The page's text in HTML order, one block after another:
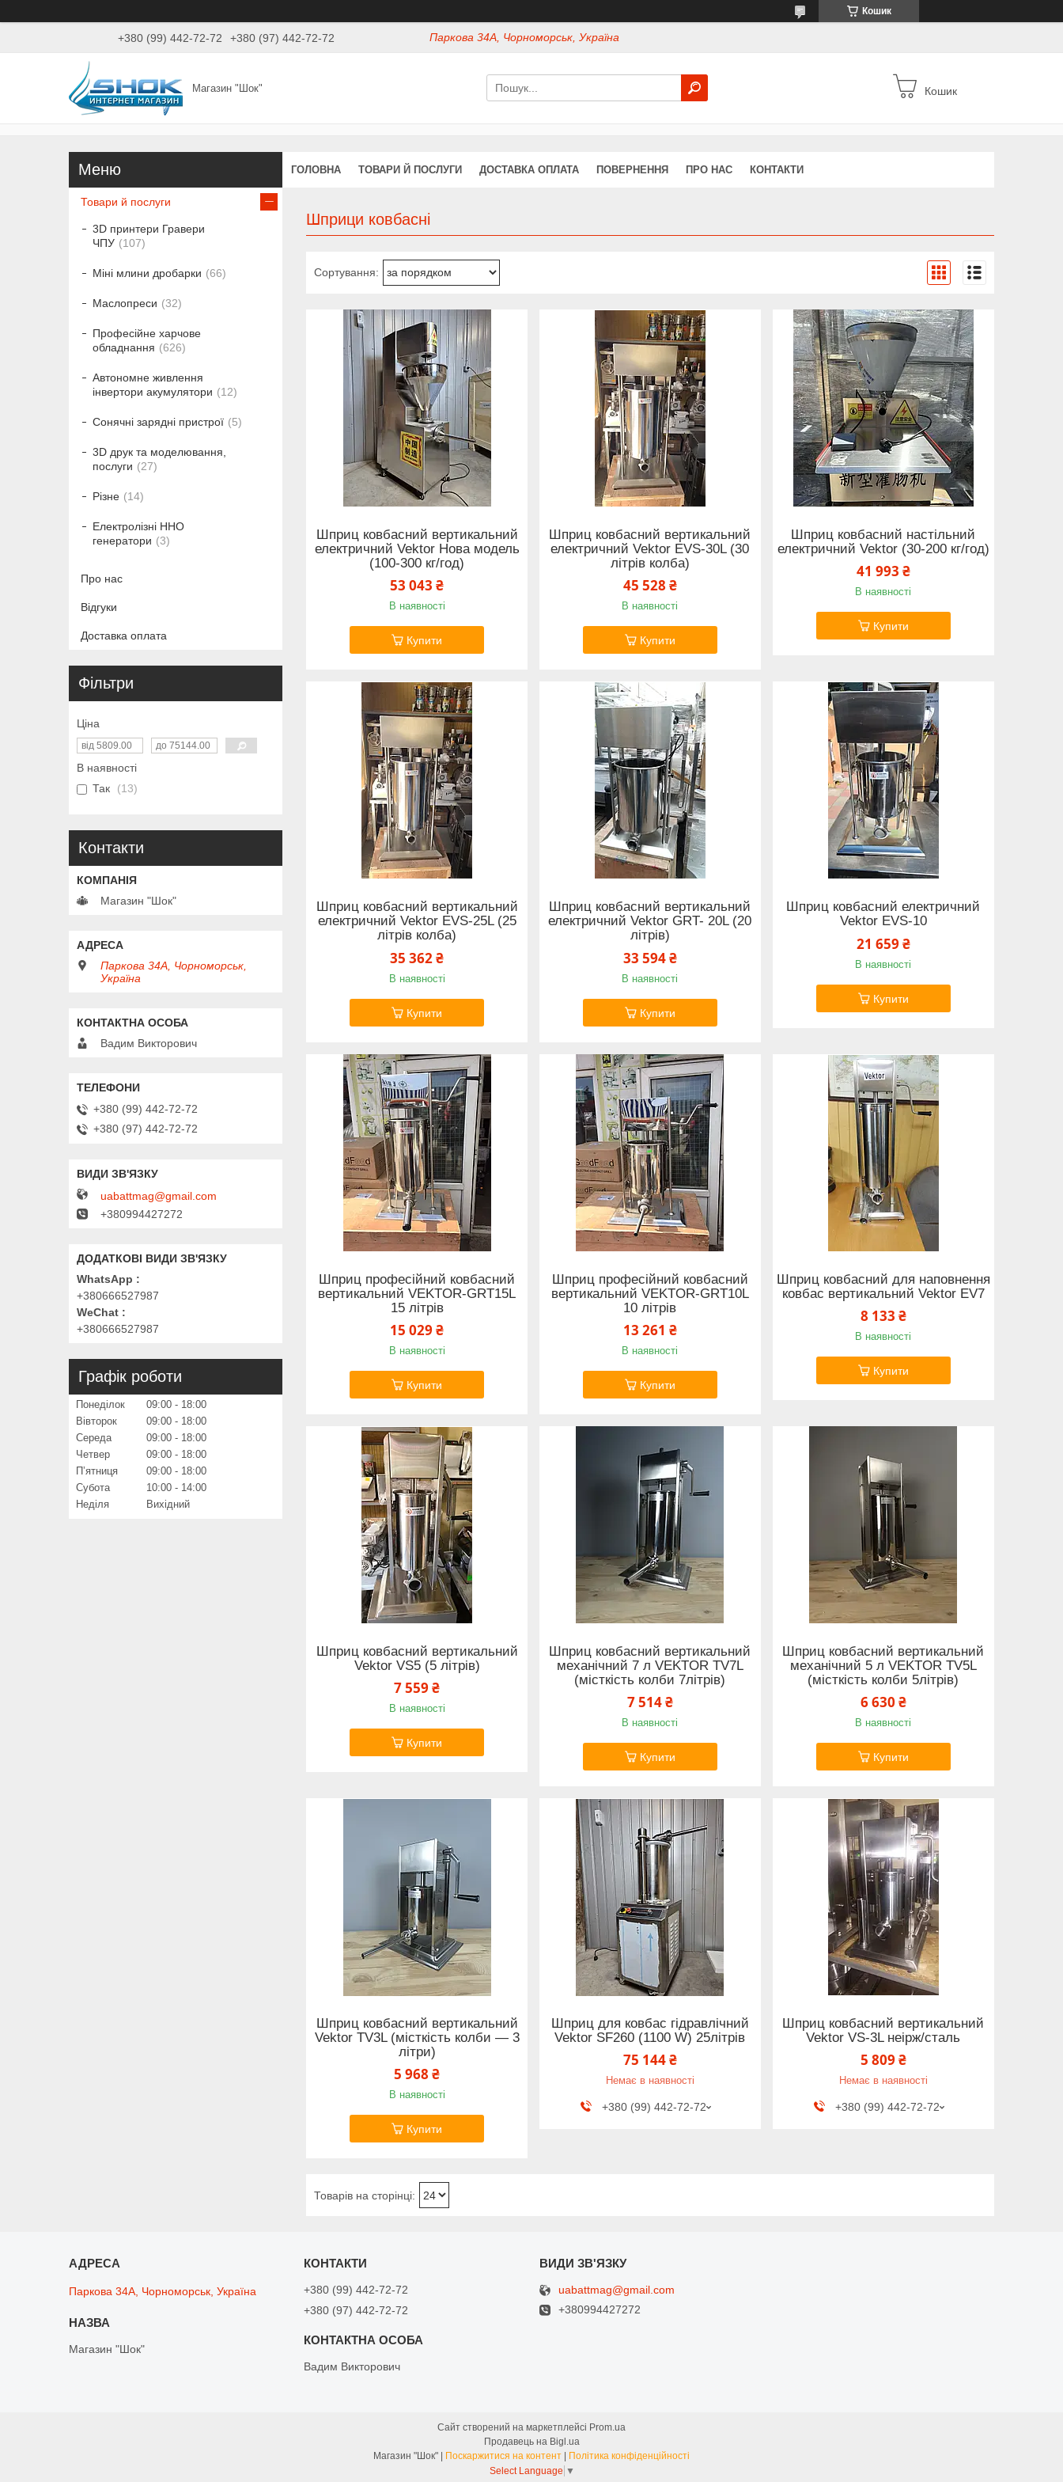
Кошик
+380 (99) 442-72-72 +380 (97) 442-72-72 Паркова 34А, Чорноморськ, Україна
Магазин "Шок" Кошик
ГОЛОВНА ТОВАРИ Й ПОСЛУГИ ДОСТАВКА ОПЛАТА ПОВЕРНЕННЯ ПРО НАС КОНТАКТИ
Шприци ковбасні
Шприц ковбасний вертикальний
електричний Vektor Нова модель
(100-300 кг/год)
53 043 ₴
В наявності
Купити
Шприц ковбасний вертикальний
електричний Vektor EVS-30L (30
літрів колба)
45 528 ₴
В наявності
Купити
Шприц ковбасний настільний
електричний Vektor (30-200 кг/год)
41 993 ₴
В наявності
Купити
Шприц ковбасний вертикальний
електричний Vektor EVS-25L (25
літрів колба)
35 362 ₴
В наявності
Купити
Шприц ковбасний вертикальний
електричний Vektor GRT- 20L (20
літрів)
33 594 ₴
В наявності
Купити
Шприц ковбасний електричний
Vektor EVS-10
21 659 ₴
В наявності
Купити
Шприц професійний ковбасний
вертикальний VEKTOR-GRT15L
15 літрів
15 029 ₴
В наявності
Купити
Шприц професійний ковбасний
вертикальний VEKTOR-GRT10L
10 літрів
13 261 ₴
В наявності
Купити
Шприц ковбасний для наповнення
ковбас вертикальний Vektor EV7
8 133 ₴
В наявності
Купити
Шприц ковбасний вертикальний
Vektor VS5 (5 літрів)
7 559 ₴
В наявності
Купити
Шприц ковбасний вертикальний
механічний 7 л VEKTOR TV7L
(місткість колби 7літрів)
7 514 ₴
В наявності
Купити
Шприц ковбасний вертикальний
механічний 5 л VEKTOR TV5L
(місткість колби 5літрів)
6 630 ₴
В наявності
Купити
Шприц ковбасний вертикальний
Vektor TV3L (місткість колби — 3
літри)
5 968 ₴
В наявності
Купити
Шприц для ковбас гідравлічний
Vektor SF260 (1100 W) 25літрів
75 144 ₴
Немає в наявності
+380 (99) 442-72-72
Шприц ковбасний вертикальний
Vektor VS-3L неірж/сталь
5 809 ₴
Немає в наявності
+380 (99) 442-72-72
Товари й послуги
3D принтери Гравери
ЧПУ
107
Міні млини дробарки 66
Маслопреси 32
Професійне харчове
обладнання
626
Автономне живлення
інвертори акумулятори
12
Сонячні зарядні пристрої 5
3D друк та моделювання,
послуги
27
Різне 14
Електролізні HHO
генератори
3
Про нас
Відгуки
Доставка оплата
Фільтри
Ціна
В наявності
Так
13
Контакти
Магазин "Шок"
Паркова 34А, Чорноморськ,
Україна
Вадим Викторович
+380 (99) 442-72-72
+380 (97) 442-72-72
uabattmag@gmail.com
+380994427272
WhatsApp
+380666527987
WeChat
+380666527987
Графік роботи
Понеділок 09:00
18:00
Вівторок
09:00
18:00
Середа
09:00
18:00
Четвер
09:00
18:00
Пʼятниця
09:00
18:00
Субота
10:00
14:00
Неділя
Вихідний
Паркова 34А, Чорноморськ, Україна
Магазин "Шок"
+380 (99) 442-72-72
+380 (97) 442-72-72
Вадим Викторович
uabattmag@gmail.com
+380994427272
Сайт створений на маркетплейсі Prom.ua
Продавець на Bigl.ua
Поскаржитися на контент
Політика конфіденційності
Select Language ▼